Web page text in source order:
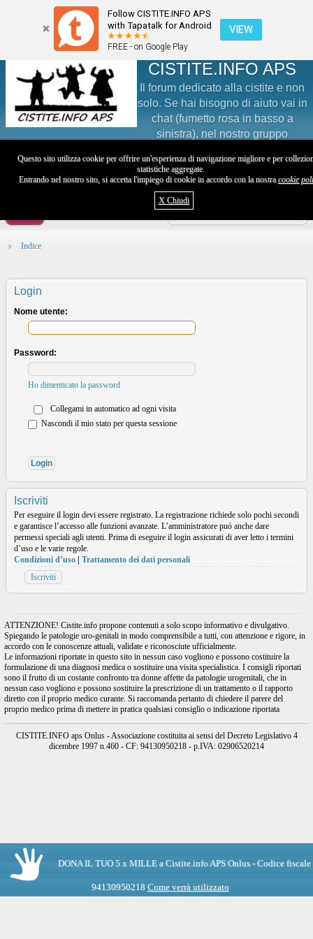
Follow CISTITE.INFO APS
with Tapatalk for Android
FREE - on Google Play
VIEW
CISTITE.INFO APS
Il forum dedicato alla cistite e non
solo. Se hai bisogno di aiuto vai in
chat (fumetto rosa in basso a
sinistra), nel nostro gruppo
(@cistite.info)
Indice
Login
Nome utente:
Password:
Ho dimenticato la password
Collegami in automatico ad ogni visita
Nascondi il mio stato per questa sessione
Iscriviti
Per eseguire il login devi essere registrato. La registrazione richiede solo pochi secondi
e garantisce l’accesso alle funzioni avanzate. L’amministratore puó anche dare
permessi speciali agli utenti. Prima di eseguire il login assicurati di aver letto i termini
d’uso e le varie regole.
Condizioni d’uso
Trattamento dei dati personali
Iscriviti
ATTENZIONE! Cistite.info propone contenuti a solo scopo informativo e divulgativo.
Spiegando le patologie uro-genitali in modo comprensibile a tutti, con attenzione e rigore, in
accordo con le conoscenze attuali, validate e riconosciute ufficialmente.
Le informazioni riportate in questo sito in nessun caso vogliono e possono costituire la
formulazione di una diagnosi medica o sostituire una visita specialistica. I consigli riportati
sono il frutto di un costante confronto tra donne affette da patologie urogenitali, che in
nessun caso vogliono e possono sostituire la prescrizione di un trattamento o il rapporto
diretto con il proprio medico curante. Si raccomanda pertanto di chiedere il parere del
proprio medico prima di mettere in pratica qualsiasi consiglio o indicazione riportata
CISTITE.INFO aps Onlus - Associazione costituita ai sensi del Decreto Legislativo 4
dicembre 1997 n.460 - CF: 94130950218 - p.IVA: 02906520214
••Tutti gli orari sono UTC + 1 ora [
DONA IL TUO 5 x MILLE a Cistite.info APS Onlus - Codice fiscale
94130950218 Come verrà utilizzato
Questo sito utilizza cookie per offrire un'esperienza di navigazione migliore e per
statistiche aggregate.
Entrando nel nostro sito, si accetta l'impiego di cookie in accordo con la nostracookie
X Chiudi